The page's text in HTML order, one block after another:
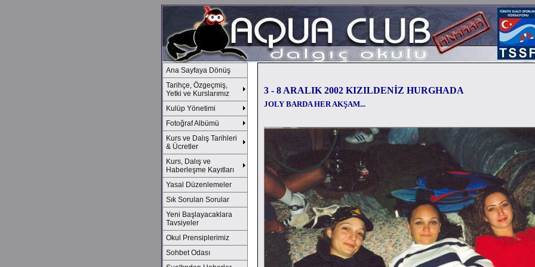
Ana Sayfaya Dönüş
Tarihçe, Özgeçmiş,
Yetki ve Kurslarımız
Kulüp Yönetimi
Fotoğraf Albümü
Kurs ve Dalış Tarihleri
& Ücretler
Kurs, Dalış ve
Haberleşme Kayıtları
Yasal Düzenlemeler
Sık Sorulan Sorular
Yeni Başlayacaklara
Tavsiyeler
Okul Prensiplerimiz
Sohbet Odası
3 - 8 ARALIK 2002 KIZILDENİZ HURGHADA
JOLY BARDA HER AKŞAM...